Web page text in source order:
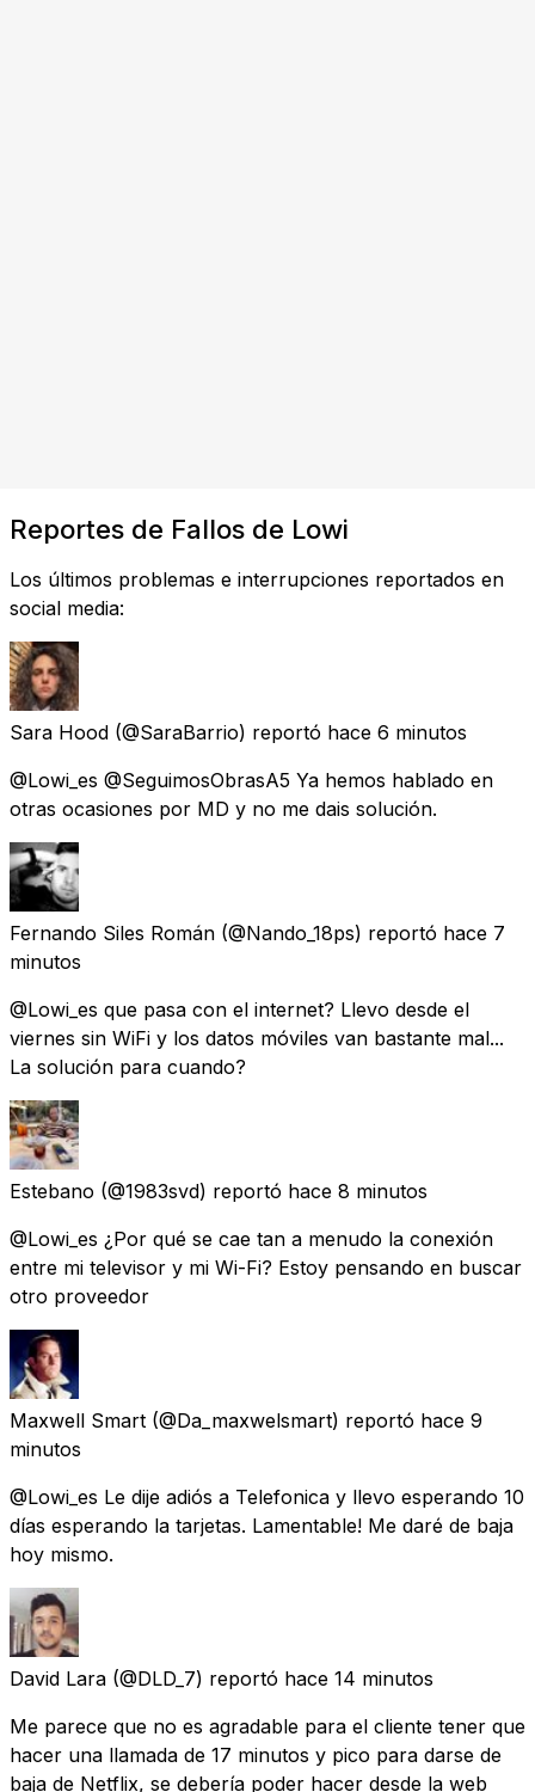
Reportes de Fallos de Lowi
Los últimos problemas e interrupciones reportados en
social media:
Sara Hood (@SaraBarrio) reportó hace 6 minutos
@Lowi_es @SeguimosObrasA5 Ya hemos hablado en
otras ocasiones por MD y no me dais solución.
Fernando Siles Román (@Nando_18ps) reportó hace 7
minutos
@Lowi_es que pasa con el internet? Llevo desde el
viernes sin WiFi y los datos móviles van bastante mal...
La solución para cuando?
Estebano (@1983svd) reportó hace 8 minutos
@Lowi_es ¿Por qué se cae tan a menudo la conexión
entre mi televisor y mi Wi-Fi? Estoy pensando en buscar
otro proveedor
Maxwell Smart (@Da_maxwelsmart) reportó hace 9
minutos
@Lowi_es Le dije adiós a Telefonica y llevo esperando 10
días esperando la tarjetas. Lamentable! Me daré de baja
hoy mismo.
David Lara (@DLD_7) reportó hace 14 minutos
Me parece que no es agradable para el cliente tener que
hacer una llamada de 17 minutos y pico para darse de
baja de Netflix, se debería poder hacer desde la web